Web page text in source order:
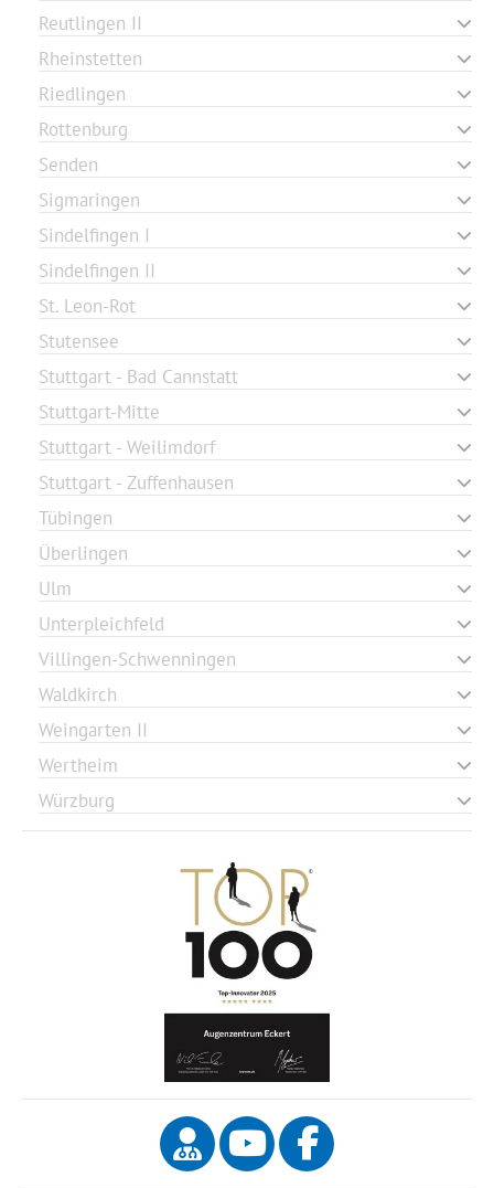
Reutlingen II
Rheinstetten
Riedlingen
Rottenburg
Senden
Sigmaringen
Sindelfingen I
Sindelfingen II
St. Leon-Rot
Stutensee
Stuttgart - Bad Cannstatt
Stuttgart-Mitte
Stuttgart - Weilimdorf
Stuttgart - Zuffenhausen
Tübingen
Überlingen
Ulm
Unterpleichfeld
Villingen-Schwenningen
Waldkirch
Weingarten II
Wertheim
Würzburg